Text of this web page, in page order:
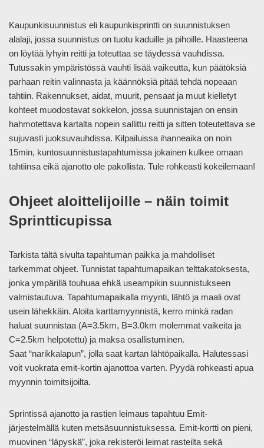
Kaupunkisuunnistus eli kaupunkisprintti on suunnistuksen
alalaji, jossa suunnistus on tuotu kaduille ja pihoille. Haasteena
on löytää lyhyin reitti ja toteuttaa se täydessä vauhdissa.
Tutussakin ympäristössä vauhti lisää vaikeutta, kun päätöksiä
parhaan reitin valinnasta ja käännöksiä pitää tehdä nopeaan
tahtiin. Rakennukset, aidat, muurit, pensaat ja muut kielletyt
kohteet muodostavat sokkelon, jossa suunnistajan on ensin
hahmotettava kartalta nopein sallittu reitti ja sitten toteutettava se
sujuvasti juoksuvauhdissa. Kilpailuissa ihanneaika on noin
15min, kuntosuunnistustapahtumissa jokainen kulkee omaan
tahtiinsa eikä ajanotto ole pakollista. Tule rohkeasti kokeilemaan!
Ohjeet aloittelijoille – näin toimit
Sprintticupissa
Tarkista tältä sivulta tapahtuman paikka ja mahdolliset
tarkemmat ohjeet. Tunnistat tapahtumapaikan telttakatoksesta,
jonka ympärillä touhuaa ehkä useampikin suunnistukseen
valmistautuva. Tapahtumapaikalla myynti, lähtö ja maali ovat
usein lähekkäin. Aloita karttamyynnistä, kerro minkä radan
haluat suunnistaa (A=3.5km, B=3.0km molemmat vaikeita ja
C=2.5km helpotettu) ja maksa osallistuminen.
Saat “narikkalapun”, jolla saat kartan lähtöpaikalla. Halutessasi
voit vuokrata emit-kortin ajanottoa varten. Pyydä rohkeasti apua
myynnin toimitsijoilta.
Sprintissä ajanotto ja rastien leimaus tapahtuu Emit-
järjestelmällä kuten metsäsuunnistuksessa. Emit-kortti on pieni,
muovinen “läpyskä”, joka rekisteröi leimat rasteilta sekä